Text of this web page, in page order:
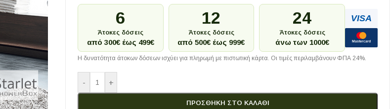
6
Άτοκες δόσεις
από 300€ έως 499€
12
Άτοκες δόσεις
από 500€ έως 999€
24
Άτοκες δόσεις
άνω των 1000€
VISA
Mastercard
Η δυνατότητα άτοκων δόσεων ισχύει για πληρωμή με πιστωτική κάρτα. Οι τιμές περιλαμβάνουν ΦΠΑ 24%.
- +
ΠΡΟΣΘΉΚΗ ΣΤΟ ΚΑΛΆΘΙ